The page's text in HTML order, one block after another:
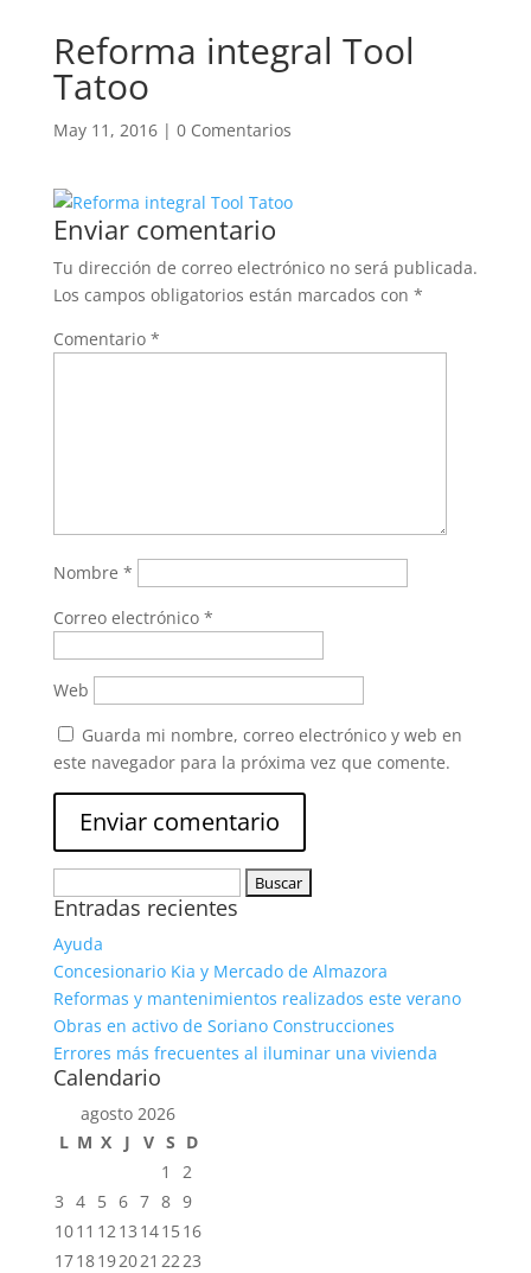
Reforma integral Tool
Tatoo
May 11, 2016| 0 Comentarios
Enviar comentario
Tu dirección de correo electrónico no será publicada.
Los campos obligatorios están marcados con *
Comentario *
Nombre *
Correo electrónico *
Web
Guarda mi nombre, correo electrónico y web en
este navegador para la próxima vez que comente.
Entradas recientes
Ayuda
Concesionario Kia y Mercado de Almazora
Reformas y mantenimientos realizados este verano
Obras en activo de Soriano Construcciones
Errores más frecuentes al iluminar una vivienda
Calendario
agosto 2026
L M X J V S D
1
2
3 4 5 6 7 8 9
1011 1213 141516
1718192021 2223